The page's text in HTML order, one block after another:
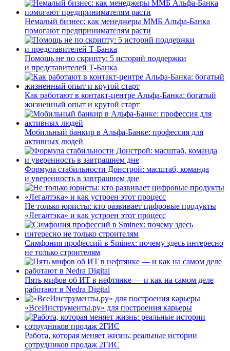
Немалый бизнес: как менеджеры ММБ Альфа-Банка
помогают предпринимателям расти
Помощь не по скрипту: 5 историй поддержки
и представителей Т-Банка
Как работают в контакт-центре Альфа-Банка: богатый
жизненный опыт и крутой старт
Мобильный банкир в Альфа-Банке: профессия для
активных людей
Формула стабильности Донстрой: масштаб, команда
и уверенность в завтрашнем дне
Не только юристы: кто развивает цифровые продукты
«Легалтэка» и как устроен этот процесс
Симфония профессий в Sminex: почему здесь интересно
не только строителям
Пять мифов об ИТ в нефтянке — и как на самом деле
работают в Nedra Digital
«ВсеИнструменты.ру» для построения карьеры
Работа, которая меняет жизнь: реальные истории
сотрудников продаж 2ГИС